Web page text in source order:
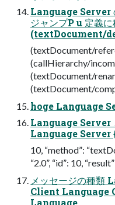
Language Server
ジャンプP u 定義に
(textDocument/
(textDocument/
(callHierarchy/
(textDocument/
(textDocument/
hoge Language
Language Server
Language Server
10, “method”:
“2.0”, “id”: 10,
メッセージの種
Client Language
Language